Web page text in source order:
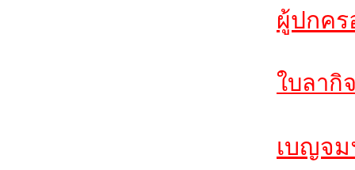
ผู้ปกคร
ใบลากิ
เบญจม